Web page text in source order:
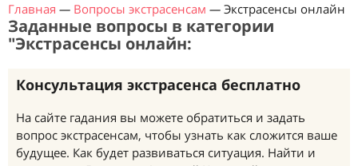
Главная — Вопросы экстрасенсам — Экстрасенсы онлайн
Заданные вопросы в категории
"Экстрасенсы онлайн:
Консультация экстрасенса бесплатно
На сайте гадания вы можете обратиться и задать
вопрос экстрасенсам, чтобы узнать как сложится ваше
будущее. Как будет развиваться ситуация. Найти и